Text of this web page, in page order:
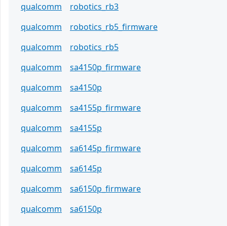
qualcomm
robotics_rb3
qualcomm
robotics_rb5_firmware
qualcomm
robotics_rb5
qualcomm
sa4150p_firmware
qualcomm
sa4150p
qualcomm
sa4155p_firmware
qualcomm
sa4155p
qualcomm
sa6145p_firmware
qualcomm
sa6145p
qualcomm
sa6150p_firmware
qualcomm
sa6150p